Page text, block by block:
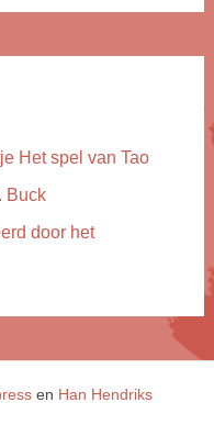
Het spel van Tao
Buck
door het
en Han Hendriks